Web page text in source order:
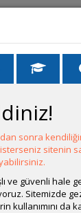
Su Canlıları
sonra
sitenin
ve güvenli hale
Sitemizde
kullanımını da